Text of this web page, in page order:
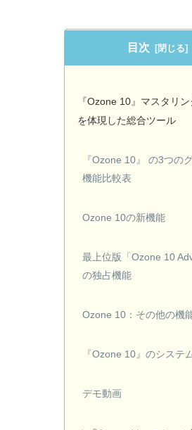
目次
『Ozone 10』マスタリ
を体現した総合ツール
『Ozone 10』 の3つの
機能比較表
Ozone 10の新機能
最上位版「Ozone 10
の独占機能
Ozone 10：その他の機
『Ozone 10』のシステ
デモ動画